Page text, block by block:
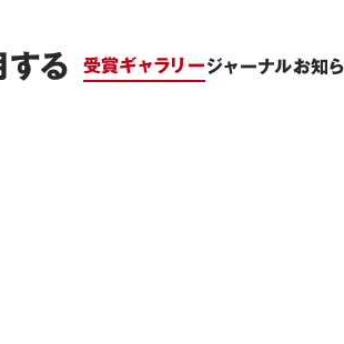
る 受賞ギャラリージャーナルお知